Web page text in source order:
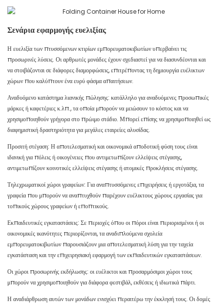
Σενάρια εφαρμογής ευελιξίας
Η ευελιξία των πτυσσόμενων κτιρίων εμπορευματοκιβωτίων υπερβαίνει τις
προσωρινές λύσεις. Οι αρθρωτές μονάδες έχουν σχεδιαστεί για να διασυνδέονται και
να στοιβάζονται σε διάφορες διαμορφώσεις, επιτρέποντας τη δημιουργία ευέλικτων
χώρων που καλύπτουν ένα ευρύ φάσμα απαιτήσεων.
Αναδυόμενο κατάστημα λιανικής πώλησης: κατάλληλο για αναδυόμενες προσωπικές
μάρκες ή καφετέριες κ.λπ., τα οποία μπορούν να μειώσουν το κόστος και να
χρησιμοποιηθούν γρήγορα στο πρώιμο στάδιο. Μπορεί επίσης να χρησιμοποιηθεί ως
διαφημιστική δραστηριότητα για μεγάλες εταιρείες αλυσίδας.
Προσιτή στέγαση: Η αποτελεσματική και οικονομικά αποδοτική φύση τους είναι
ιδανική για πόλεις ή οικογένειες που αντιμετωπίζουν ελλείψεις στέγασης,
αντιμετωπίζουν κοινοτικές ελλείψεις στέγασης ή ατομικές προκλήσεις στέγασης.
Τηλεχρωματικοί χώροι γραφείων: Για αναπτυσσόμενες επιχειρήσεις ή εργοτάξια, τα
γραφεία που μπορούν να αναπτυχθούν παρέχουν ευέλικτους χώρους εργασίας για
τοπικούς χώρους γραφείων ή εποπτικούς.
Εκπαιδευτικές εγκαταστάσεις: Σε περιοχές όπου οι πόροι είναι περιορισμένοι ή οι
οικονομικές ικανότητες περιορίζονται, τα αναδιπλούμενα σχολεία
εμπορευματοκιβωτίων παρουσιάζουν μια αποτελεσματική λύση για την ταχεία
εγκατάσταση και την επιχειρησιακή εφαρμογή των εκπαιδευτικών εγκαταστάσεων.
Οι χώροι προσωρινής εκδήλωσης: οι ευέλικτοι και προσαρμόσιμοι χώροι τους
μπορούν να χρησιμοποιηθούν για διάφορα φεστιβάλ, εκθέσεις ή ιδιωτικά πάρτι.
Η αναδιάρθρωση αυτών των μονάδων ενισχύει περαιτέρω την έκκλησή τους. Οι δομές